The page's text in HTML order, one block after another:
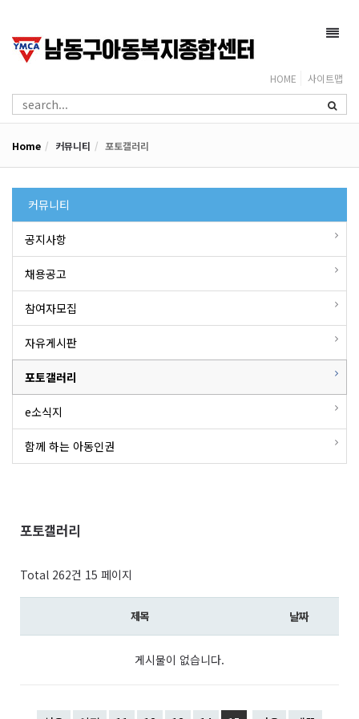
HOME 사이트맵
Home 커뮤니티 포토갤러리
커뮤니티
공지사항
채용공고
참여자모집
자유게시판
포토갤러리
e소식지
함께 하는 아동인권
포토갤러리
Total 262건 15 페이지
제목 날짜
게시물이 없습니다.